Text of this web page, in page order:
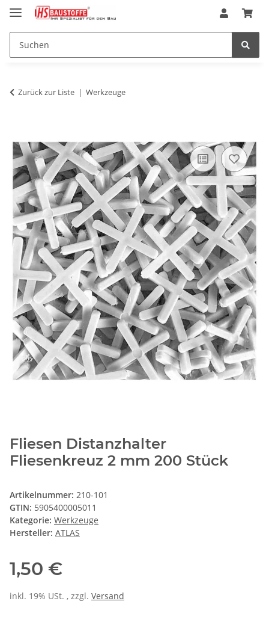
Zurück zur Liste Werkzeuge
Fliesen Distanzhalter
Fliesenkreuz 2 mm 200 Stück
Artikelnummer: 210-101
GTIN: 5905400005011
Kategorie: Werkzeuge
Hersteller: ATLAS
1,50 €
inkl. 19% USt. , zzgl. Versand